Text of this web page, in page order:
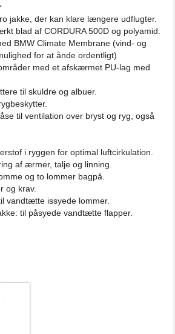
jakke, der kan klare længere udflugter.
blad af CORDURA 500D og polyamid.
BMW Climate Membrane (vind- og
for at ånde ordentligt)
med et afskærmet PU-lag med
til skuldre og albuer.
til ventilation over bryst og ryg, også
i ryggen for optimal luftcirkulation.
af ærmer, talje og linning.
og to lommer bagpå.
og krav.
vandtætte issyede lommer.
til påsyede vandtætte flapper.